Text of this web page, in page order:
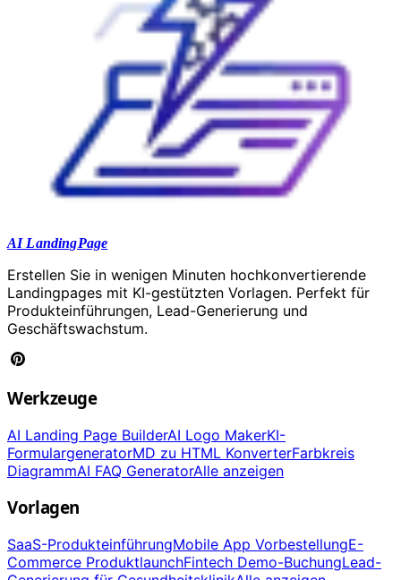
AI LandingPage
Erstellen Sie in wenigen Minuten hochkonvertierende
Landingpages mit KI-gestützten Vorlagen. Perfekt für
Produkteinführungen, Lead-Generierung und
Geschäftswachstum.
Werkzeuge
AI Landing Page BuilderAI Logo MakerKI-
FormulargeneratorMD zu HTML KonverterFarbkreis
DiagrammAI FAQ GeneratorAlle anzeigen
Vorlagen
SaaS-ProdukteinführungMobile App VorbestellungE-
Commerce ProduktlaunchFintech Demo-BuchungLead-